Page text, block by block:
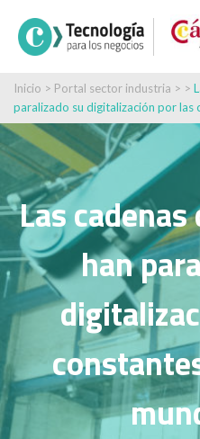
Inicio > Portal sector industria > >
paralizado su digitalización por las
Las
han